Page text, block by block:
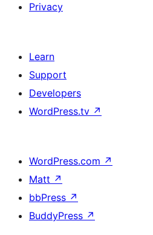
Privacy
Learn
Support
Developers
WordPress.tv ↗
WordPress.com ↗
Matt ↗
bbPress ↗
BuddyPress ↗